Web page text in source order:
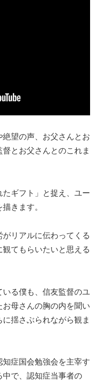
望の声、お父さんとお
とお父さんとのこれま
ギフト」と捉え、ユー
きます。
リアルに伝わってくる
てもらいたいと思える
る僕も、信友監督のユ
母さんの胸の内を聞い
揺さぶられながら観ま
知症国会勉強会を主宰す
中で、認知症当事者の